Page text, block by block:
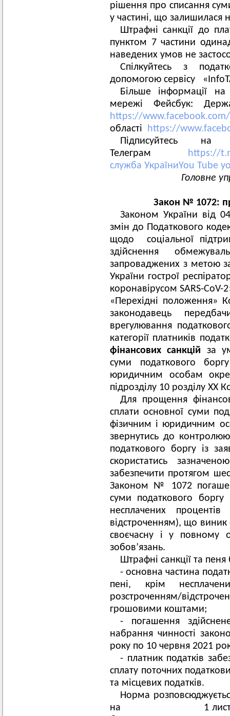
рішення про списання
у частині, що залишилася
Штрафні санкції до
пунктом 7 частини
наведених умов не
Спілкуйтесь з
допомогою сервісу
Більше інформації на
мережі Фейсбук:
https://
області https://
Підписуйтесь
Телеграм https://
служба УкраїниYou Tube
Головне
Закон № 1072:
Законом України від
змін до Податкового
щодо соціальної
здійснення
запроваджених з метою
України гострої
коронавірусом SARS-CoV-
«Перехідні положення»
законодавець
врегулювання
категорії платників
фінансових санкцій за
суми податкового
юридичним особам
підрозділу 10 розділу ХХ
Для прощення
сплати основної суми
фізичним і юридичним
звернутись до
податкового боргу із
скористатись
забезпечити протягом
Законом № 1072
суми податкового
несплачених
відстроченням), що виник
своєчасну і у повному
зобов’язань.
Штрафні санкції та
- основна частина
пені, крім
розстроченням/
грошовими коштами;
- погашення
набрання чинності
року по 10 червня 2021
- платник податків
сплату поточних
та місцевих податків.
Норма
на 1 листопада